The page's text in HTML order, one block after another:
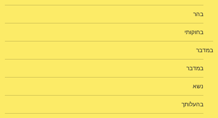
בהר
בחוקותי
במדבר
במדבר
נשא
בהעלותך